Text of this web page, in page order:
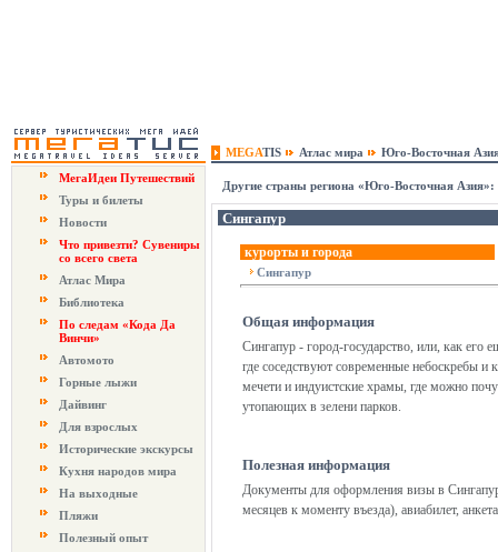
MEGATIS Атлас мира
Юго-Восточная
МегаИдеи Путешествий
Туры и билеты
Новости
Что привезти? Сувениры
со всего света
Атлас Мира
Библиотека
По следам «Кода Да
Винчи»
Автомото
Горные лыжи
Дайвинг
Для взрослых
Исторические экскурсы
Кухня народов мира
На выходные
Пляжи
Полезный опыт
Другие страны региона «Юго-Восточная Азия»:
Сингапур
курорты и города
Сингапур
Общая информация
Сингапур - город-государство, или, как его
где соседствуют современные небоскребы и
мечети и индуистские храмы, где можно
утопающих в зелени парков.
Полезная информация
Документы для оформления визы в
месяцев к моменту въезда), авиабилет,